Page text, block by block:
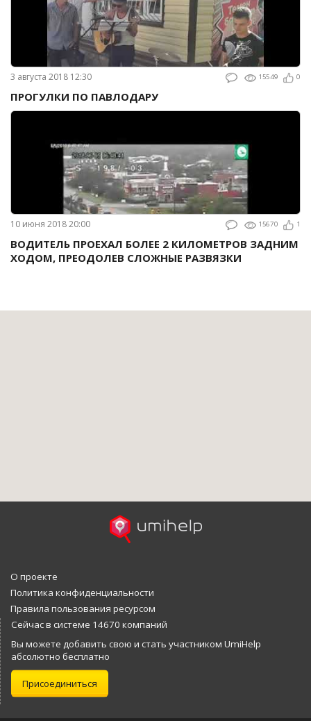
3 августа 2018 12:30 15549 0
ПРОГУЛКИ ПО ПАВЛОДАРУ
10 июня 2018 20:00 15670 1
ВОДИТЕЛЬ ПРОЕХАЛ БОЛЕЕ 2 КИЛОМЕТРОВ ЗАДНИМ
ХОДОМ, ПРЕОДОЛЕВ СЛОЖНЫЕ РАЗВЯЗКИ
О проекте
Политика конфиденциальности
Правила пользования ресурсом
Сейчас в системе 14670 компаний
Вы можете добавить свою и стать участником UmiHelp
абсолютно бесплатно
Присоединиться